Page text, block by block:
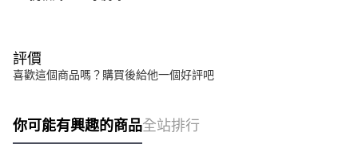
評價
喜歡這個商品嗎？購買後給他一個好評吧
你可能有興趣的商品全站排行